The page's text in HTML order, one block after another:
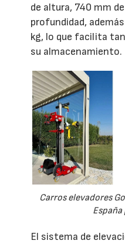
de altura, 740 mm
profundidad,
kg, lo que facilita
su almacenamiento.
Carros elevadores
El sistema de